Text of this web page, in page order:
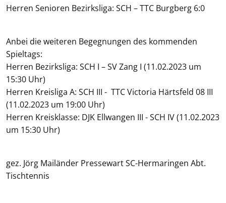
Herren Senioren Bezirksliga: SCH – TTC Burgberg 6:0
Anbei die weiteren Begegnungen des kommenden
Spieltags:
Herren Bezirksliga: SCH I – SV Zang I (11.02.2023 um
15:30 Uhr)
Herren Kreisliga A: SCH III - TTC Victoria Härtsfeld 08 III
(11.02.2023 um 19:00 Uhr)
Herren Kreisklasse: DJK Ellwangen III - SCH IV (11.02.2023
um 15:30 Uhr)
gez. Jörg Mailänder Pressewart SC-Hermaringen Abt.
Tischtennis